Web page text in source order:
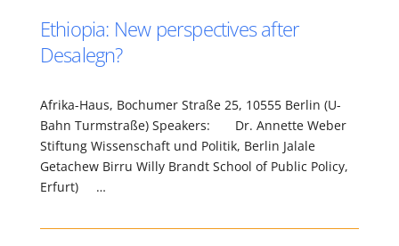
Ethiopia: New perspectives after
Desalegn?
Afrika-Haus, Bochumer Straße 25, 10555 Berlin (U-
Bahn Turmstraße) Speakers: Dr. Annette Weber
Stiftung Wissenschaft und Politik, Berlin Jalale
Getachew Birru Willy Brandt School of Public Policy,
Erfurt) …